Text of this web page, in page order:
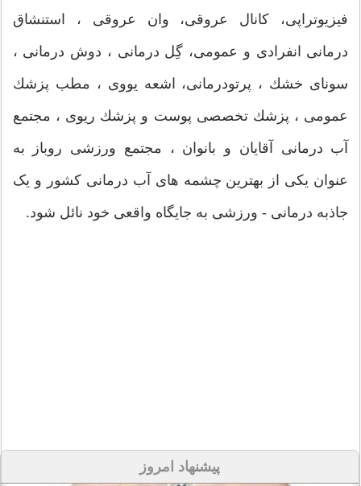
فیزیوتراپی، كانال عروقی، وان عروقی ، استنشاق
درمانی انفرادی و عمومی، گِل درمانی ، دوش درمانی ،
سونای خشك ، پرتودرمانی، اشعه یووی ، مطب پزشك
عمومی ، پزشك تخصصی پوست و پزشك ریوی ، مجتمع
آب درمانی آقایان و بانوان ، مجتمع ورزشی روباز به
عنوان یکی از بهترین چشمه های آب درمانی کشور و یک
جاذبه درمانی - ورزشی به جایگاه واقعی خود نائل شود.
پیشنهاد امروز